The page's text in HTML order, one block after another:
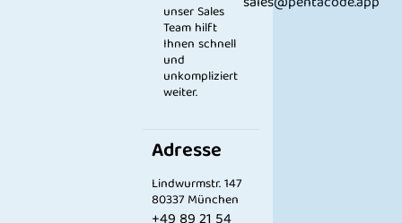
unser Sales
Team hilft
Ihnen schnell
und
unkompliziert
weiter.
Adresse
Lindwurmstr. 147
80337 München